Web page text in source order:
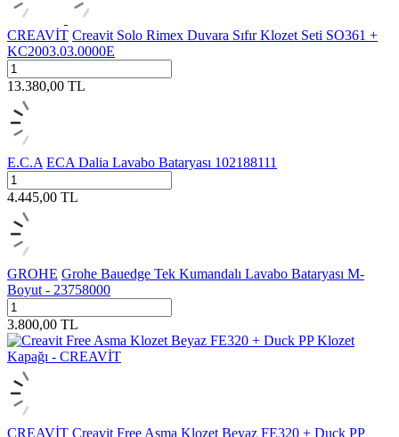
CREAVİT Creavit Solo Rimex Duvara Sıfır Klozet Seti SO361 +
KC2003.03.0000E
13.380,00 TL
E.C.A ECA Dalia Lavabo Bataryası 102188111
4.445,00 TL
GROHE Grohe Bauedge Tek Kumandalı Lavabo Bataryası M-
Boyut - 23758000
3.800,00 TL
CREAVİT Creavit Free Asma Klozet Beyaz FE320 + Duck PP